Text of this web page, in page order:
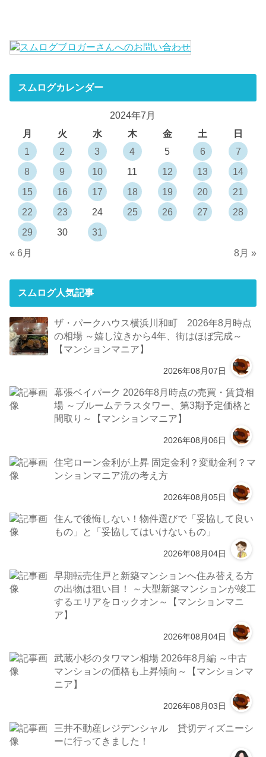
スムログカレンダー
2024年7月
月
火 水 木 金 土
日
1
2 3 4 5 6
7
8
9 10 11 12 13
14
15
16 17 18 19 20
21
22
23 24 25 26 27
28
29
30
31
« 6月
8月 »
スムログ人気記事
ザ・パークハウス横浜川和町 2026年8月時点
の相場 ～嬉し泣きから4年、街はほぼ完成～
【マンションマニア】
2026年08月07日
幕張ベイパーク 2026年8月時点の売買・賃貸相
場 ～ブルームテラスタワー、第3期予定価格と
間取り～【マンションマニア】
2026年08月06日
住宅ローン金利が上昇 固定金利？変動金利？マ
ンションマニア流の考え方
2026年08月05日
住んで後悔しない！物件選びで「妥協して良い
もの」と「妥協してはいけないもの」
2026年08月04日
早期転売住戸と新築マンションへ住み替える方
の出物は狙い目！ ～大型新築マンションが竣工
するエリアをロックオン～【マンションマニ
ア】
2026年08月04日
武蔵小杉のタワマン相場 2026年8月編 ～中古
マンションの価格も上昇傾向～【マンションマ
ニア】
2026年08月03日
三井不動産レジデンシャル 貸切ディズニーシ
ーに行ってきました！